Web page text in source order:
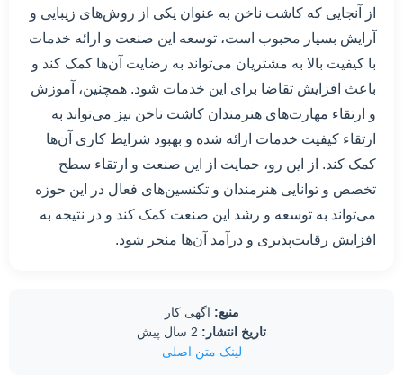
از آنجایی که کاشت ناخن به عنوان یکی از روش‌های زیبایی و
آرایش بسیار محبوب است، توسعه این صنعت و ارائه خدمات
با کیفیت بالا به مشتریان می‌تواند به رضایت آن‌ها کمک کند و
باعث افزایش تقاضا برای این خدمات شود. همچنین، آموزش
و ارتقاء مهارت‌های هنرمندان کاشت ناخن نیز می‌تواند به
ارتقاء کیفیت خدمات ارائه شده و بهبود شرایط کاری آن‌ها
کمک کند. از این رو، حمایت از این صنعت و ارتقاء سطح
تخصص و توانایی هنرمندان و تکنسین‌های فعال در این حوزه
می‌تواند به توسعه و رشد این صنعت کمک کند و در نتیجه به
افزایش رقابت‌پذیری و درآمد آن‌ها منجر شود.
منبع: اگهی کار
تاریخ انتشار:
لینک متن اصلی